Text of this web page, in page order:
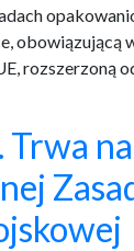
obowiązującą
rozszerzoną
Trwa